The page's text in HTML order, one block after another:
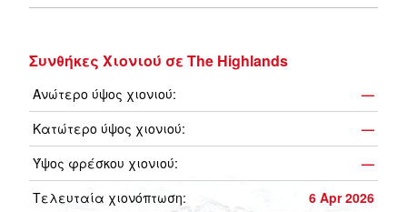
Συνθήκες Χιονιού σε The Highlands
Ανώτερο ύψος χιονιού:
—
Κατώτερο ύψος χιονιού:
—
Ύψος φρέσκου χιονιού:
—
Τελευταία χιονόπτωση:
6 Apr 2026